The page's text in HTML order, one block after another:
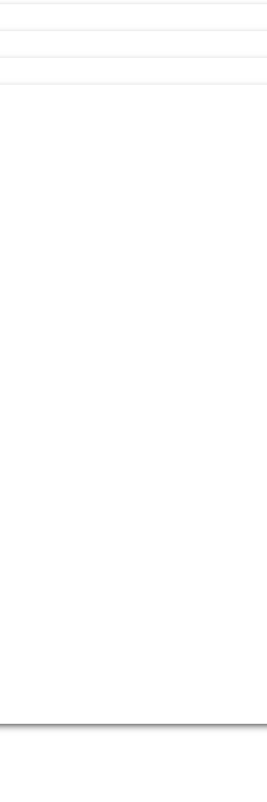
s verejnosťou
EUBA a styk s verejnosťou vo vnútri univerzity i navonok,
s Centrom informačných technológií EUBA, fakultami,
aj cestou elektronických masmédií.
prostredníctvom komunikačných kanálov EUBA
zahraničných prostriedkoch masovej komunikácie a šírenie
a propagačných materiálov o EUBA,
o článkoch, zmienkach, správach, informáciách, rozhovoroch
univerzity,
dobrého mena univerzity doma a v zahraničí (tlačové
prednášky významných osobností a i.),
a využívať ju pri svojej publikačnej, informačnej a propagačnej
a kopírovacích služieb a ďalších podnikateľských aktivít v tejto
určené plochy v budove V1 a V2
miestach - reklamné panely vo vestibule objektu V1 a